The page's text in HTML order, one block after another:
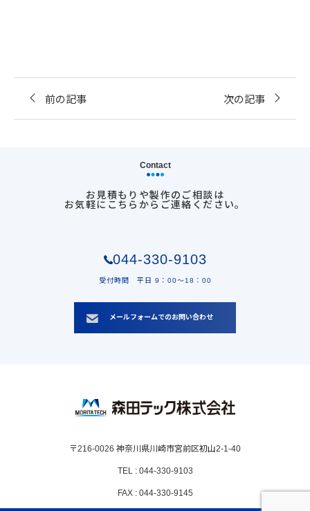
前の記事 次の記事
Contact
お見積もりや製作のご相談は
お気軽にこちらからご連絡ください。
044-330-9103
受付時間 平日 9：00〜18：00
メールフォームでのお問い合わせ
〒216-0026 神奈川県川崎市宮前区初山2-1-40
TEL : 044-330-9103
FAX : 044-330-9145